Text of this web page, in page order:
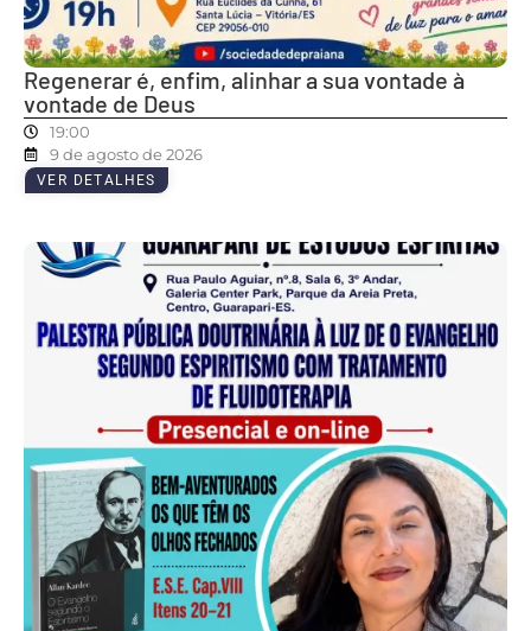
Regenerar é, enfim, alinhar a sua vontade à
vontade de Deus
19:00
9 de agosto de 2026
VER DETALHES